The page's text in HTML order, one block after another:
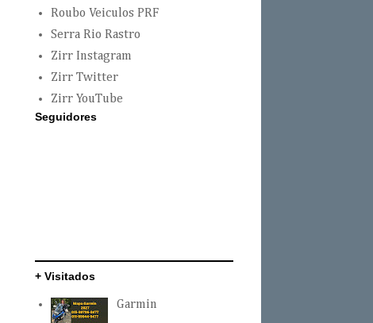
Roubo Veiculos PRF
Serra Rio Rastro
Zirr Instagram
Zirr Twitter
Zirr YouTube
Seguidores
+ Visitados
Garmin